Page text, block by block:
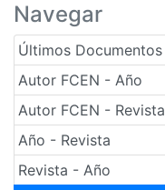
Navegar
Últimos Documentos
Autor FCEN - Año
Autor FCEN - Revista
Año - Revista
Revista - Año